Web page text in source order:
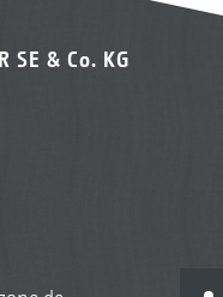
SE & Co. KG